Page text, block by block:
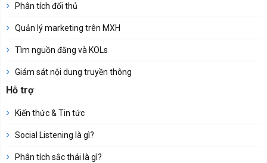
Phân tích đối thủ
Quản lý marketing trên MXH
Tìm nguồn đăng và KOLs
Giám sát nội dung truyền thông
Hỗ trợ
Kiến thức & Tin tức
Social Listening là gì?
Phân tích sắc thái là gì?